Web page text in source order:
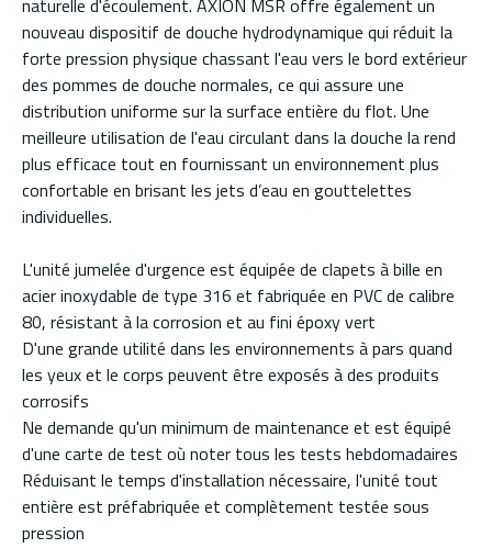
naturelle d'écoulement. AXION MSR offre également un
nouveau dispositif de douche hydrodynamique qui réduit la
forte pression physique chassant l'eau vers le bord extérieur
des pommes de douche normales, ce qui assure une
distribution uniforme sur la surface entière du flot. Une
meilleure utilisation de l'eau circulant dans la douche la rend
plus efficace tout en fournissant un environnement plus
confortable en brisant les jets d’eau en gouttelettes
individuelles.
L'unité jumelée d'urgence est équipée de clapets à bille en
acier inoxydable de type 316 et fabriquée en PVC de calibre
80, résistant à la corrosion et au fini époxy vert
D'une grande utilité dans les environnements à pars quand
les yeux et le corps peuvent être exposés à des produits
corrosifs
Ne demande qu'un minimum de maintenance et est équipé
d'une carte de test où noter tous les tests hebdomadaires
Réduisant le temps d'installation nécessaire, l'unité tout
entière est préfabriquée et complètement testée sous
pression